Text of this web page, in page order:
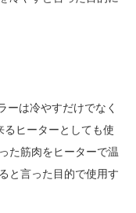
ーは冷やすだけでなく
るヒーターとしても使
た筋肉をヒーターで温
と言った目的で使用す